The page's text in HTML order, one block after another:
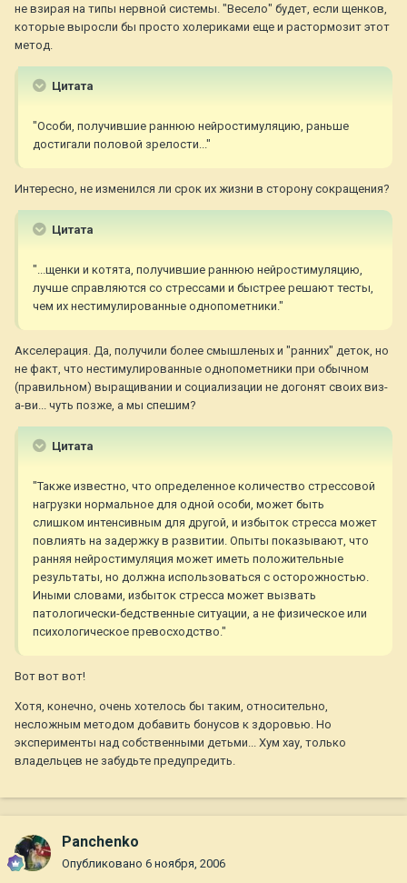
не взирая на типы нервной системы. "Весело" будет, если щенков,
которые выросли бы просто холериками еще и растормозит этот
метод.
Цитата
"Особи, получившие раннюю нейростимуляцию, раньше
достигали половой зрелости..."
Интересно, не изменился ли срок их жизни в сторону сокращения?
Цитата
"...щенки и котята, получившие раннюю нейростимуляцию,
лучше справляются со стрессами и быстрее решают тесты,
чем их нестимулированные однопометники."
Акселерация. Да, получили более смышленых и "ранних" деток, но
не факт, что нестимулированные однопометники при обычном
(правильном) выращивании и социализации не догонят своих виз-
а-ви... чуть позже, а мы спешим?
Цитата
"Также известно, что определенное количество стрессовой
нагрузки нормальное для одной особи, может быть
слишком интенсивным для другой, и избыток стресса может
повлиять на задержку в развитии. Опыты показывают, что
ранняя нейростимуляция может иметь положительные
результаты, но должна использоваться с осторожностью.
Иными словами, избыток стресса может вызвать
патологически-бедственные ситуации, а не физическое или
психологическое превосходство."
Вот вот вот!
Хотя, конечно, очень хотелось бы таким, относительно,
несложным методом добавить бонусов к здоровью. Но
эксперименты над собственными детьми... Хум хау, только
владельцев не забудьте предупредить.
Panchenko
Опубликовано 6 ноября, 2006